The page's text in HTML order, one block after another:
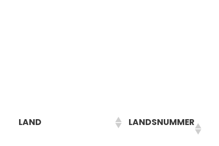
LAND LANDSNUMMER